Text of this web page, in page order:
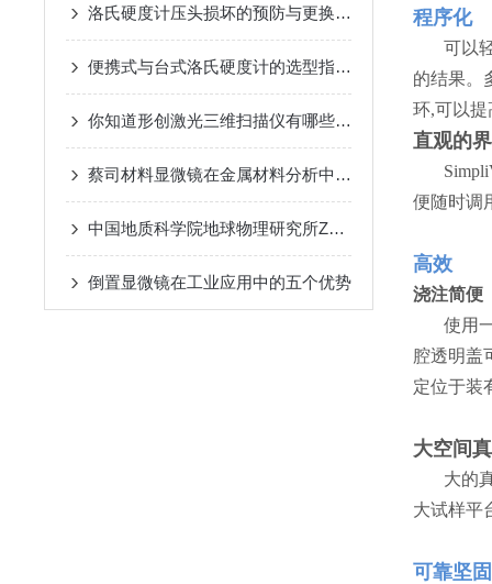
洛氏硬度计压头损坏的预防与更换指南
便携式与台式洛氏硬度计的选型指南：精度、效率与成本平衡策略
你知道形创激光三维扫描仪有哪些特点吗？
蔡司材料显微镜在金属材料分析中的应用与优势
中国地质科学院地球物理研究所Zeiss 偏光显微镜
倒置显微镜在工业应用中的五个优势
程序化
可以
的结果。
环,可以
直观的
便随时调
高效
浇注简便
使用
腔透明盖
定位于装
大空间
大的
大试样平
可靠坚固